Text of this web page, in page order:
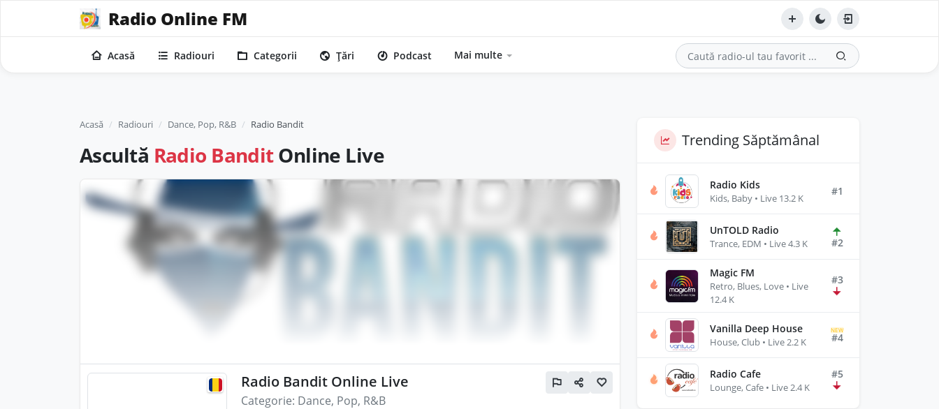
Radio Online FM
Acasă Radiouri Categorii Țări Podcast Mai multe
Acasă Radiouri Dance, Pop, R&B Radio Bandit
Ascultă Radio BanditOnline Live
Radio Bandit Online Live
Categorie: Dance, Pop, R&B
Trending Săptămânal
Radio Kids
Kids, Baby • Live 13.2 K
#1
UnTOLD Radio
Trance, EDM • Live 4.3 K #2
Magic FM
Retro, Blues, Love • Live
12.4 K
#3
Vanilla Deep House
House, Club • Live 2.2 K
NEW
#4
Radio Cafe
Lounge, Cafe • Live 2.4 K
#5